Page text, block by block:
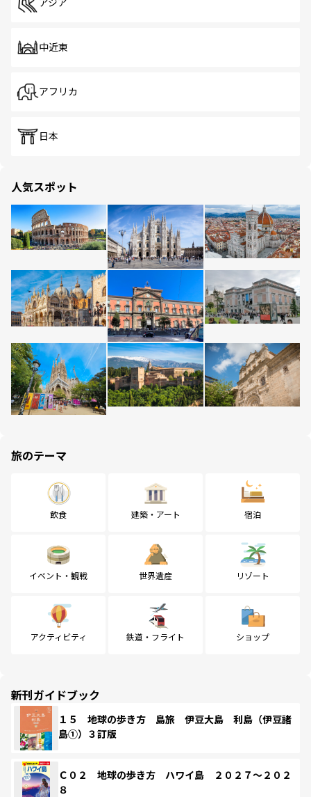
アジア
中近東
アフリカ
日本
人気スポット
旅のテーマ
飲食 建築・アート 宿泊
イベント・観戦 世界遺産 リゾート
アクティビティ 鉄道・フライト ショップ
新刊ガイドブック
１５ 地球の歩き方 島旅 伊豆大島 利島（伊豆諸
島①）３訂版
Ｃ０２ 地球の歩き方 ハワイ島 ２０２７～２０２
８